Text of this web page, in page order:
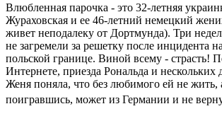
Влюбленная парочка - это 32-летняя
Жураховская и ее 46-летний немецкий
живет неподалеку от Дортмунда). Три
не загремели за решетку после инцидента
польской границе. Виной всему - страсть!
Интернете, приезда Рональда и нескольких
Женя поняла, что без любимого ей не жить,
поигравшись, может из Германии и не